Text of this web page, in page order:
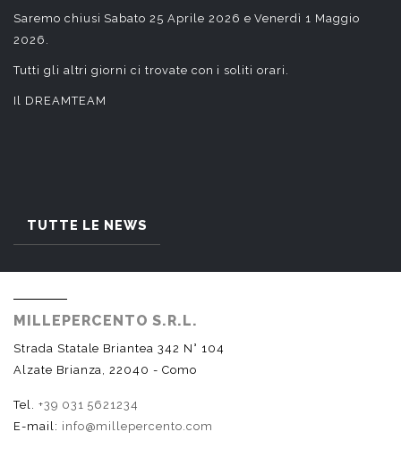
Saremo chiusi Sabato 25 Aprile 2026 e Venerdì 1 Maggio
2026.
Tutti gli altri giorni ci trovate con i soliti orari.
Il DREAMTEAM
TUTTE LE NEWS
MILLEPERCENTO S.R.L.
Strada Statale Briantea 342 N° 104
Alzate Brianza, 22040 - Como
Tel. +39 031 5621234
E-mail: info@millepercento.com